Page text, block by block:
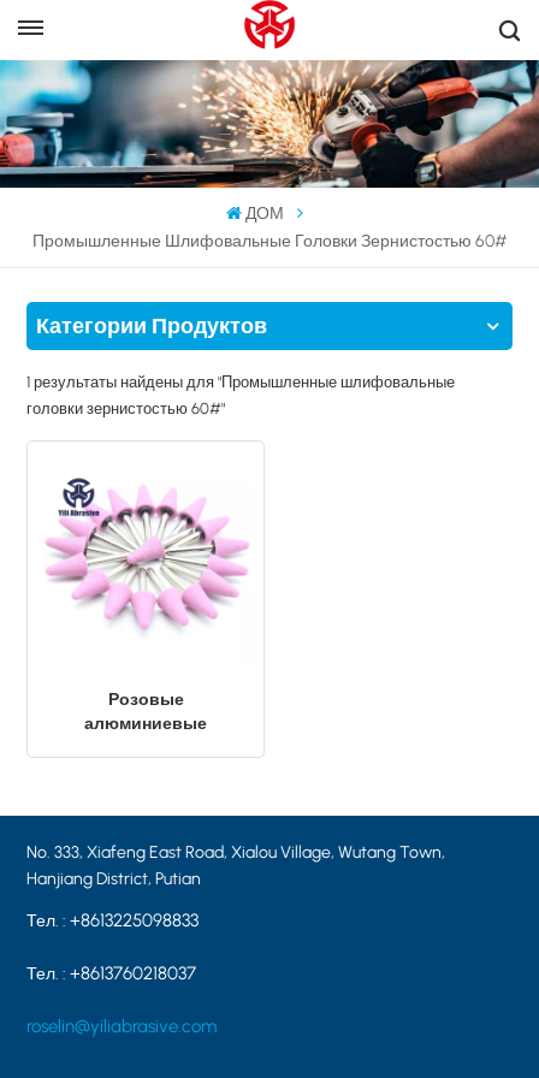
ДОМ
Промышленные Шлифовальные Головки Зернистостью 60#
Категории Продуктов
1 результаты найдены для "Промышленные шлифовальные
головки зернистостью 60#"
Розовые
алюминиевые
No. 333, Xiafeng East Road, Xialou Village, Wutang Town,
Hanjiang District, Putian
Тел. :+8613225098833
Тел. :+8613760218037
roselin@yiliabrasive.com